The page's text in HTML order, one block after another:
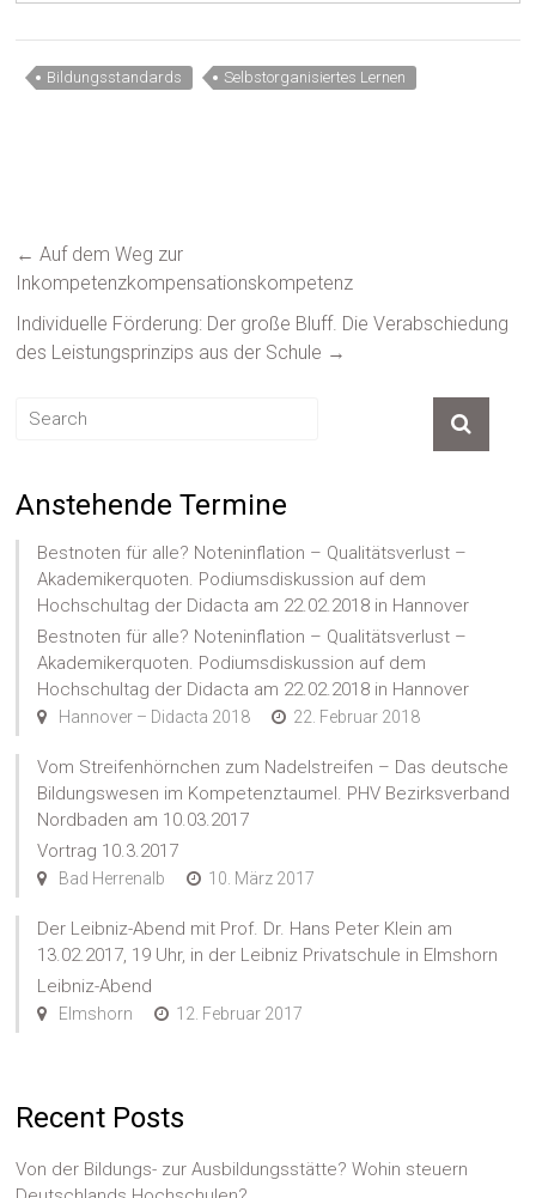
Bildungsstandards Selbstorganisiertes Lernen
← Auf dem Weg zur
Inkompetenzkompensationskompetenz
Individuelle Förderung: Der große Bluff. Die Verabschiedung
des Leistungsprinzips aus der Schule →
Anstehende Termine
Bestnoten für alle? Noteninflation – Qualitätsverlust –
Akademikerquoten. Podiumsdiskussion auf dem
Hochschultag der Didacta am 22.02.2018 in Hannover
Bestnoten für alle? Noteninflation – Qualitätsverlust –
Akademikerquoten. Podiumsdiskussion auf dem
Hochschultag der Didacta am 22.02.2018 in Hannover
Hannover – Didacta 2018 22. Februar 2018
Vom Streifenhörnchen zum Nadelstreifen – Das deutsche
Bildungswesen im Kompetenztaumel. PHV Bezirksverband
Nordbaden am 10.03.2017
Vortrag 10.3.2017
Bad Herrenalb 10. März 2017
Der Leibniz-Abend mit Prof. Dr. Hans Peter Klein am
13.02.2017, 19 Uhr, in der Leibniz Privatschule in Elmshorn
Leibniz-Abend
Elmshorn 12. Februar 2017
Recent Posts
Von der Bildungs- zur Ausbildungsstätte? Wohin steuern